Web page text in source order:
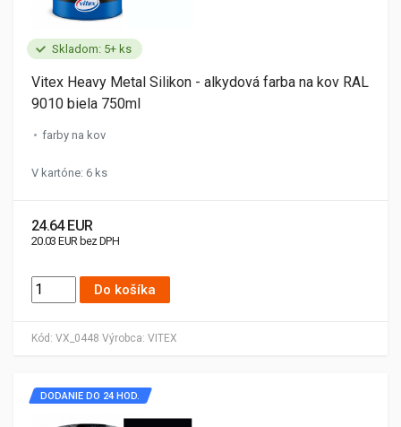
Skladom: 5+ ks
Kód: VX_0448 Výrobca: VITEX
Vitex Heavy Metal Silikon - alkydová farba na kov RAL
9010 biela 750ml
farby na kov
V kartóne: 6 ks
24.64 EUR
20.03 EUR bez DPH
Do košíka
DODANIE DO 24 HOD.